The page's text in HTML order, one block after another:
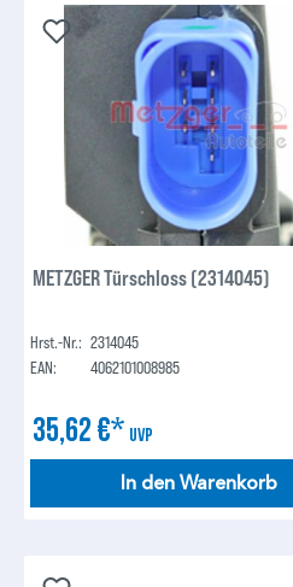
METZGER Türschloss (2314045)
Hrst.-Nr.: 2314045
EAN:
4062101008985
35,62 €* UVP
In den Warenkorb